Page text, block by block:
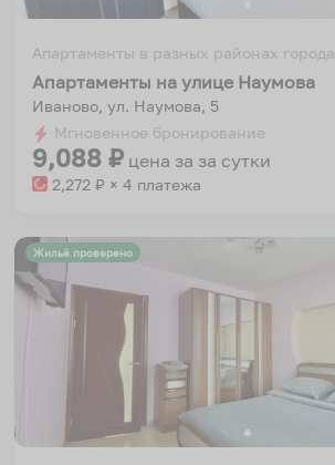
Апартаменты в разных районах города
Апартаменты на улице Наумова
Иваново, ул. Наумова, 5
Мгновенное бронирование
9,088 ₽ цена за за сутки
2,272 ₽ × 4 платежа
Жильё проверено